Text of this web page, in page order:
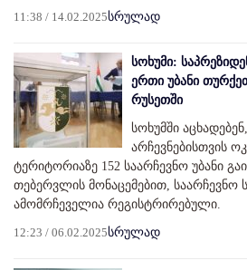
11:38 / 14.02.2025სრულად
სოხუმი:
ერთი უბანი
რუსეთში
სოხუმში
არჩევნებისთვის
ტერიტორიაზე 152 საარჩევნო უბანი
თებერვლის მონაცემებით, საარჩევნო
ამომრჩეველია რეგისტრირებული.
12:23 / 06.02.2025სრულად